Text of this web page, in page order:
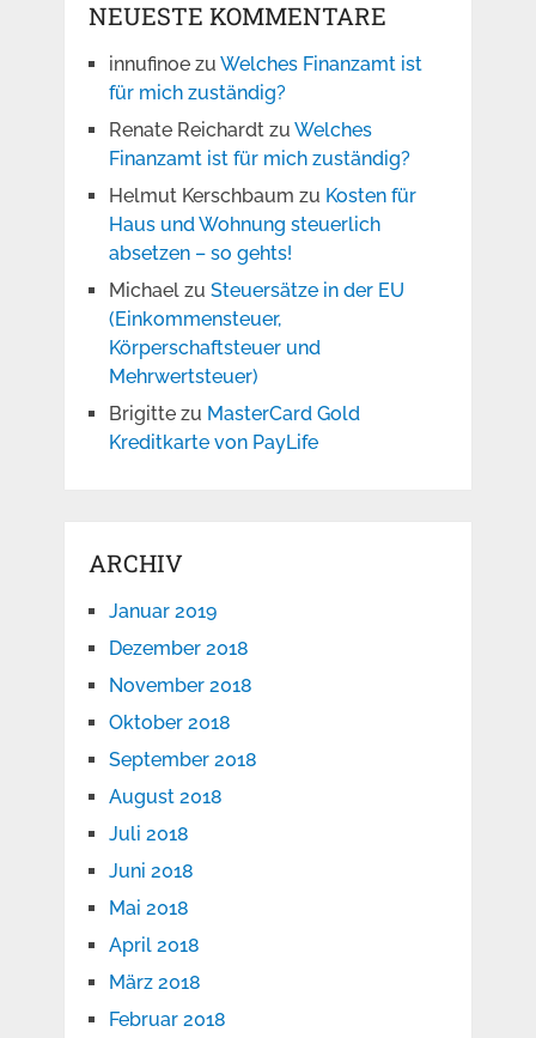
NEUESTE KOMMENTARE
innufinoezu Welches Finanzamt ist
für mich zuständig?
Renate Reichardtzu Welches
Finanzamt ist für mich zuständig?
Helmut Kerschbaum zu Kosten für
Haus und Wohnung steuerlich
absetzen – so gehts!
Michaelzu Steuersätze in der EU
(Einkommensteuer,
Körperschaftsteuer und
Mehrwertsteuer)
Brigittezu MasterCard Gold
Kreditkarte von PayLife
ARCHIV
Januar 2019
Dezember 2018
November 2018
Oktober 2018
September 2018
August 2018
Juli 2018
Juni 2018
Mai 2018
April 2018
März 2018
Februar 2018